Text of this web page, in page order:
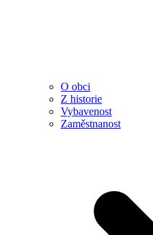
O obci
Z historie
Vybavenost
Zaměstnanost